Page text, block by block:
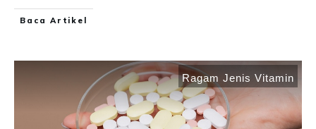
Baca Artikel
Ragam Jenis Vitamin